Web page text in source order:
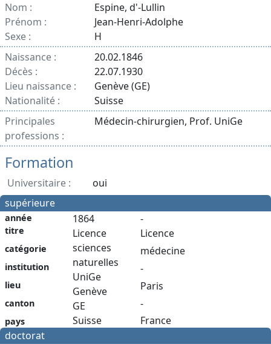
Nom :
Espine, d'-Lullin
Prénom :
Jean-Henri-Adolphe
Sexe :
H
Naissance :
20.02.1846
Décès :
22.07.1930
Lieu naissance :
Genève (GE)
Nationalité :
Suisse
Principales
professions :
Médecin-chirurgien, Prof. UniGe
Formation
Universitaire :
oui
supérieure
année
titre
catégorie
institution
lieu
canton
pays
1864
Licence
sciences
naturelles
UniGe
Genève
GE
Suisse
-
Licence
médecine
-
Paris
-
France
doctorat